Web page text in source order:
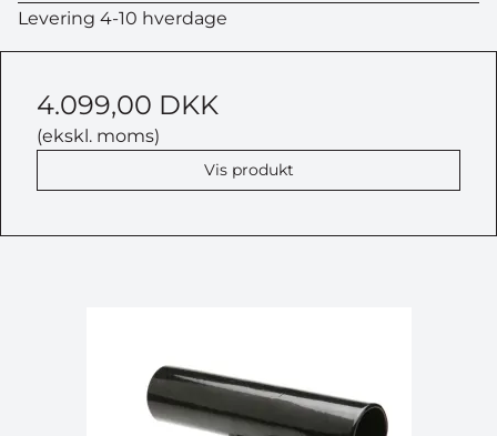
Levering 4-10 hverdage
4.099,00 DKK
(ekskl. moms)
Vis produkt